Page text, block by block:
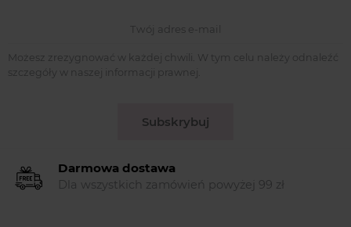
Możesz zrezygnować w każdej chwili. W tym celu należy odnaleźć
szczegóły w naszej informacji prawnej.
Subskrybuj
Darmowa dostawa
Dla wszystkich zamówień powyżej 99 zł